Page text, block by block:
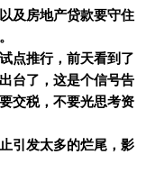
及房地产贷款要守住
点推行，前天看到了
台了，这是个信号告
交税，不要光思考资
引发太多的烂尾，影